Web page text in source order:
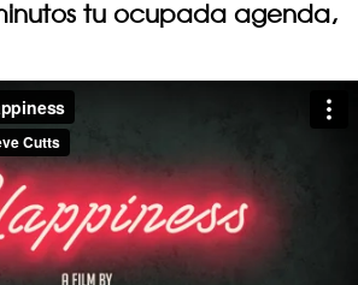
tu ocupada agenda,